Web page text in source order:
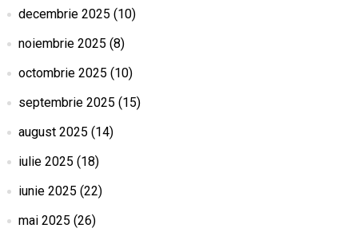
decembrie 2025 (10)
noiembrie 2025 (8)
octombrie 2025 (10)
septembrie 2025 (15)
august 2025 (14)
iulie 2025 (18)
iunie 2025 (22)
mai 2025 (26)